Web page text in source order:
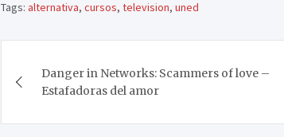
Tags: alternativa,cursos,television,uned
de
entradas
Danger in Networks: Scammers of love –
Estafadoras del amor